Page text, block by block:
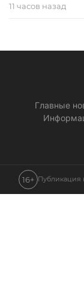
11 часов назад
Главные
16+ Публикация